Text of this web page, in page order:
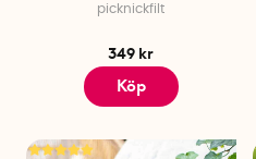
picknickfilt
349 kr
Köp